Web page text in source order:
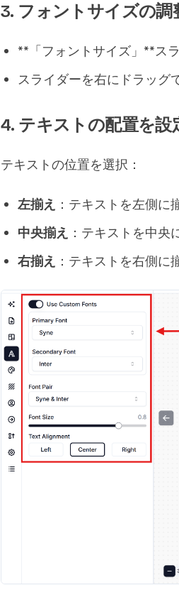
3. フォントサイズの調
**「フォントサイズ」**ス
スライダーを右にドラッグ
4. テキストの配置を設
テキストの位置を選択：
左揃え ：テキストを左側に
中央揃え ：テキストを中央
右揃え ：テキストを右側に